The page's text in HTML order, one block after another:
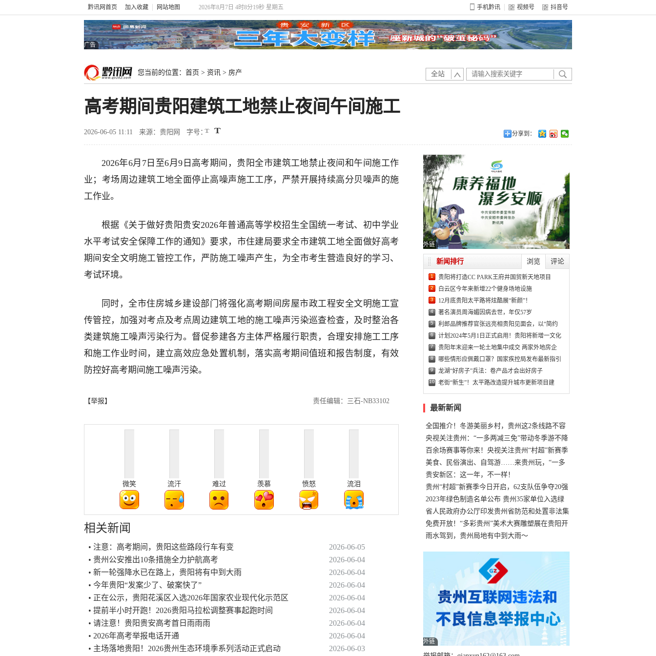
黔讯网首页 加入收藏 网站地图 2026年8月7日 4时8分20秒 星期五 手机黔讯 视频号 抖音号
广告
您当前的位置： 首页 > 资讯 > 房产 全站
高考期间贵阳建筑工地禁止夜间午间施工
2026-06-05 11:11 来源：贵阳网 字号： 分享到：
2026年6月7日至6月9日高考期间，贵阳全市建筑工地禁止夜间和午间施工作
业；考场周边建筑工地全面停止高噪声施工工序，严禁开展持续高分贝噪声的施
工作业。
根据《关于做好贵阳贵安2026年普通高等学校招生全国统一考试、初中学业
水平考试安全保障工作的通知》要求，市住建局要求全市建筑工地全面做好高考
期间安全文明施工管控工作，严防施工噪声产生，为全市考生营造良好的学习、
考试环境。
同时，全市住房城乡建设部门将强化高考期间房屋市政工程安全文明施工宣
传管控，加强对考点及考点周边建筑工地的施工噪声污染巡查检查，及时整治各
类建筑施工噪声污染行为。督促参建各方主体严格履行职责，合理安排施工工序
和施工作业时间，建立高效应急处置机制，落实高考期间值班和报告制度，有效
防控好高考期间施工噪声污染。
【举报】 责任编辑：三石-NB33102
微笑 流汗 难过 羡慕 愤怒 流泪
相关新闻
• 注意：高考期间，贵阳这些路段行车有变
2026-06-05
• 贵州公安推出10条措施全力护航高考
2026-06-04
• 新一轮强降水已在路上，贵阳将有中到大雨
2026-06-04
• 今年贵阳“发案少了、破案快了”
2026-06-04
• 正在公示，贵阳花溪区入选2026年国家农业现代化示范区
2026-06-04
• 提前半小时开跑！2026贵阳马拉松调整赛事起跑时间
2026-06-04
• 请注意！贵阳贵安高考首日雨雨雨
2026-06-04
• 2026年高考举报电话开通
2026-06-04
• 主场落地贵阳！2026贵州生态环境季系列活动正式启动
2026-06-03
外链
浏览 评论
新闻排行
1 贵阳将打造CC PARK王府井国贸新天地项目
2 白云区今年来新增22个健身场地设施
3 12月底贵阳太平路将炫酷展“新颜”！
4 著名演员周海媚因病去世，年仅57岁
5 利郎品牌推荐官张远亮相贵阳见面会，以“简约
6 计划2024年5月1日正式启用！贵阳将新增一文化
7 贵阳年末迎来一轮土地集中成交 两家外地房企
8 哪些情形应佩戴口罩？国家疾控局发布最新指引
9 龙湖“好房子”兵法：卷产品才会出好房子
10 老街“新生”！太平路改造提升城市更新项目建
最新新闻
全国推介！冬游美丽乡村，贵州这2条线路不容
错过
央视关注贵州：“一多两减三免”带动冬季游不降
温
百余场赛事等你来！央视关注贵州“村超”新赛季
正式“打响”
美食、民俗演出、自驾游……来贵州玩，“一多
两减三免”！
贵安新区：这一年，不一样！
贵州“村超”新赛季今日开启，62支队伍争夺20强
名额
2023年绿色制造名单公布 贵州35家单位入选绿
色工厂
省人民政府办公厅印发贵州省防范和处置非法集
资工作实施细则
免费开放！“多彩贵州”美术大赛雕塑展在贵阳开
展，持续至1月19日
雨水驾到，贵州局地有中到大雨～
外链